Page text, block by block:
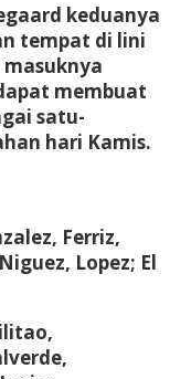
keduanya
tempat di lini
membuat
satu-
hari Kamis.
Ferriz,
Lopez; El